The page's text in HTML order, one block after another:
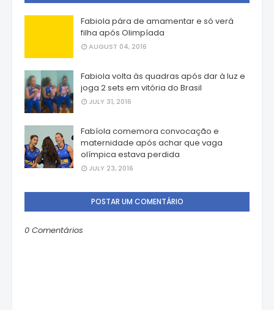
Fabiola pára de amamentar e só verá
filha após Olimpíada
AUGUST 04, 2016
Fabiola volta às quadras após dar à luz e
joga 2 sets em vitória do Brasil
JULY 31, 2016
Fabíola comemora convocação e
maternidade após achar que vaga
olímpica estava perdida
JULY 23, 2016
POSTAR UM COMENTÁRIO
0 Comentários